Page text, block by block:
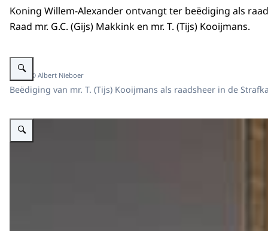
Koning Willem-Alexander ontvangt ter beëdiging als
Raad mr. G.C. (Gijs) Makkink en mr. T. (Tijs) Kooijmans.
Vergroot afbeelding Beëdiging mr. T. (Tijs) Kooijmans
Beeld: © Albert Nieboer
Beëdiging van mr. T. (Tijs) Kooijmans als raadsheer in de
Vergroot afbeelding Beëdiging mr. G.C. (Gijs) Makkink